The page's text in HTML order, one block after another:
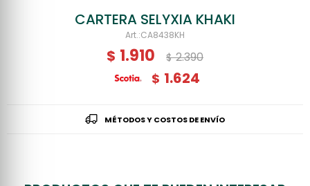
CARTERA SELYXIA KHAKI
CA8438KH
$ 1.910 $ 2.390
$ 1.624
MÉTODOS Y COSTOS DE ENVÍO